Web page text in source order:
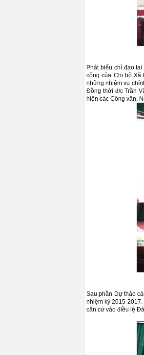
Phát biểu chỉ đạo
công của Chi bộ Xã
những nhiệm vụ
Đồng thời đ/c Trần
hiện các Công văn,
Sau phần Dự thảo
nhiệm kỳ 2015-
căn cứ vào điều lệ